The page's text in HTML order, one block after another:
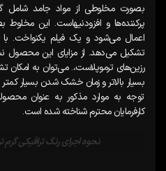
بصورت مخلوطی از مواد جامد شامل
پرکننده‌ها و افزودنیهاست. این
اعمال می‌شود و یک فیلم یکنواخت.
تشکیل می‌دهد. از مزایای این محصول
رزین‌های ترموپلاست،. می‌توان به امکان
بسیار بالاتر و زمان خشک شدن بسیار کمتر
توجه به موارد مذکور به عنوان
کارفرمایان محترم شناخته شده است.
نحوه اجرای رنگ ترافیکی